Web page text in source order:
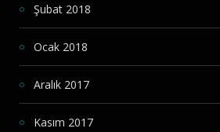
Şubat 2018
Ocak 2018
Aralık 2017
Kasım 2017